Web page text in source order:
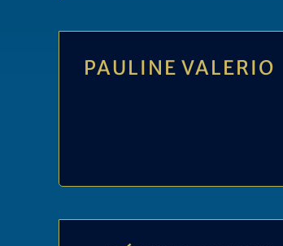
PAULINE VALERIO